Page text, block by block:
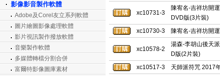
影像影音製作軟體
Adobe及Corel友立系列軟體
圖片繪圖影像處理軟體
影片視訊製作撥放軟體
音樂製作軟體
多媒體轉檔分割合併
富爾特影像圖庫素材
xc10731-3
陳宥名-吉祥坊開
DVD版(3片裝)
xc10730-3
陳宥名-吉祥坊開
xc10578-2
湯森-李胡山後天
D版(2片裝)
xc10517-3
天師派符咒 2017